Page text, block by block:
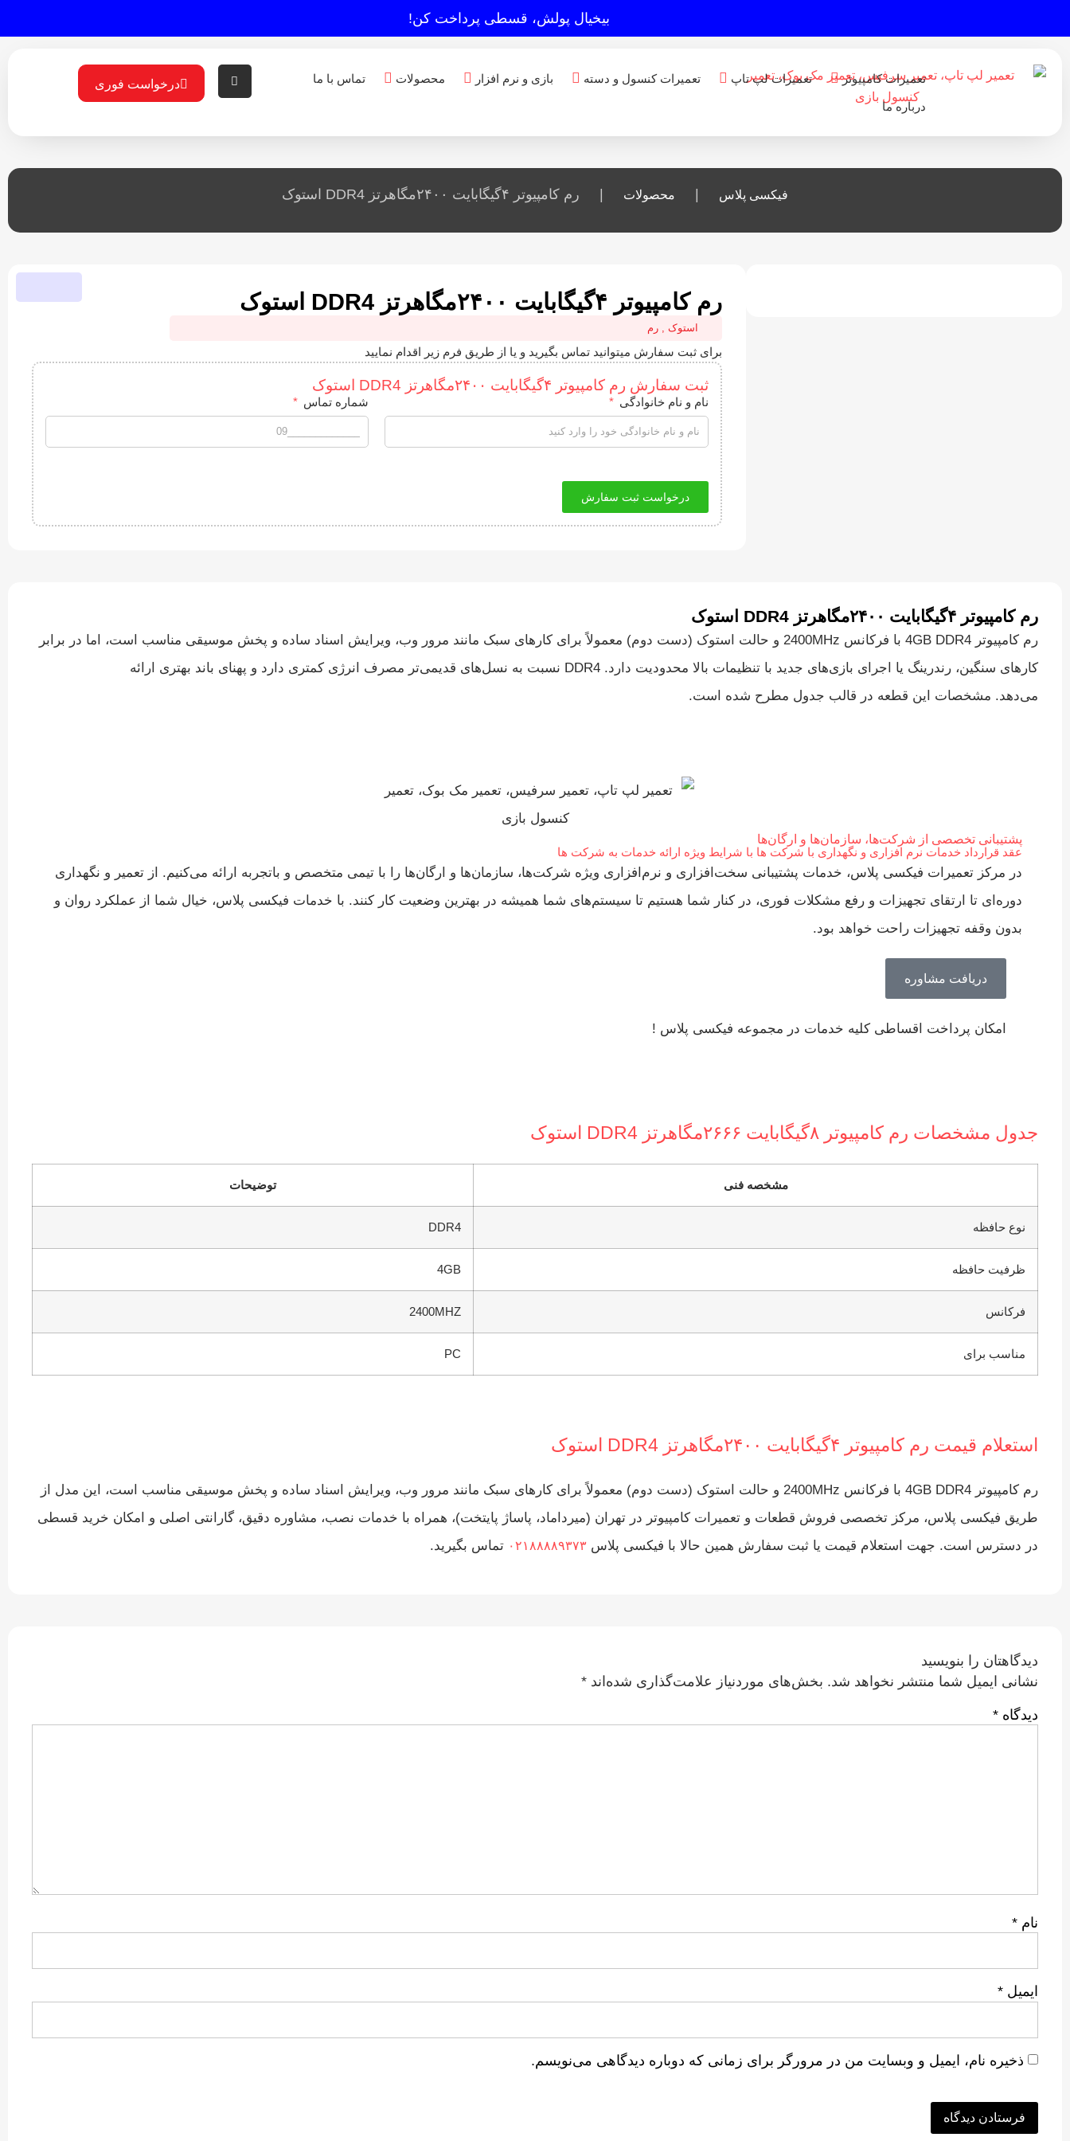
بیخیال پولش، قسطی پرداخت کن!
تعمیرات کامپیوتر تعمیرات لپ تاپ تعمیرات کنسول و دسته بازی و نرم افزار محصولات تماس با ما
درباره ما
درخواست فوری
فیکسی پلاس محصولات رم کامپیوتر ۴گیگابایت ۲۴۰۰مگاهرتز DDR4 استوک
رم کامپیوتر ۴گیگابایت ۲۴۰۰مگاهرتز DDR4 استوک
استوک ,رم
برای ثبت سفارش میتوانید تماس بگیرید و یا از طریق فرم زیر اقدام نمایید
ثبت سفارش رم کامپیوتر ۴گیگابایت ۲۴۰۰مگاهرتز DDR4 استوک
نام و نام خانوادگی شماره تماس
درخواست ثبت سفارش
رم کامپیوتر ۴گیگابایت ۲۴۰۰مگاهرتز DDR4 استوک
رم کامپیوتر 4GB DDR4 با فرکانس 2400MHz و حالت استوک (دست دوم) معمولاً برای کارهای سبک مانند مرور وب، ویرایش اسناد ساده و پخش موسیقی مناسب است، اما در برابر
کارهای سنگین، رندرینگ یا اجرای بازی‌های جدید با تنظیمات بالا محدودیت دارد. DDR4 نسبت به نسل‌های قدیمی‌تر مصرف انرژی کمتری دارد و پهنای باند بهتری ارائه
می‌دهد. مشخصات این قطعه در قالب جدول مطرح شده است.
پشتیبانی تخصصی از شرکت‌ها، سازمان‌ها و ارگان‌ها
عقد قرارداد خدمات نرم افزاری و نگهداری با شرکت ها با شرایط ویژه ارائه خدمات به شرکت ها
در مرکز تعمیرات فیکسی پلاس، خدمات پشتیبانی سخت‌افزاری و نرم‌افزاری ویژه شرکت‌ها، سازمان‌ها و ارگان‌ها را با تیمی متخصص و باتجربه ارائه می‌کنیم. از تعمیر و نگهداری
دوره‌ای تا ارتقای تجهیزات و رفع مشکلات فوری، در کنار شما هستیم تا سیستم‌های شما همیشه در بهترین وضعیت کار کنند. با خدمات فیکسی پلاس، خیال شما از عملکرد روان و
بدون وقفه تجهیزات راحت خواهد بود.
دریافت مشاوره
امکان پرداخت اقساطی کلیه خدمات در مجموعه فیکسی پلاس !
جدول مشخصات رم کامپیوتر ۸گیگابایت ۲۶۶۶مگاهرتز DDR4 استوک
مشخصه فنی توضیحات
نوع حافظه DDR4
ظرفیت حافظه 4GB
فرکانس 2400MHZ
مناسب برای PC
استعلام قیمت رم کامپیوتر ۴گیگابایت ۲۴۰۰مگاهرتز DDR4 استوک
رم کامپیوتر 4GB DDR4 با فرکانس 2400MHz و حالت استوک (دست دوم) معمولاً برای کارهای سبک مانند مرور وب، ویرایش اسناد ساده و پخش موسیقی مناسب است، این مدل از
طریق فیکسی پلاس، مرکز تخصصی فروش قطعات و تعمیرات کامپیوتر در تهران (میرداماد، پاساژ پایتخت)، همراه با خدمات نصب، مشاوره دقیق، گارانتی اصلی و امکان خرید قسطی
در دسترس است. جهت استعلام قیمت یا ثبت سفارش همین حالا با فیکسی پلاس ۰۲۱۸۸۸۸۹۳۷۳ تماس بگیرید.
دیدگاهتان را بنویسید
نشانی ایمیل شما منتشر نخواهد شد. بخش‌های موردنیاز علامت‌گذاری شده‌اند *
دیدگاه *
نام *
ایمیل *
ذخیره نام، ایمیل و وبسایت من در مرورگر برای زمانی که دوباره دیدگاهی می‌نویسم.